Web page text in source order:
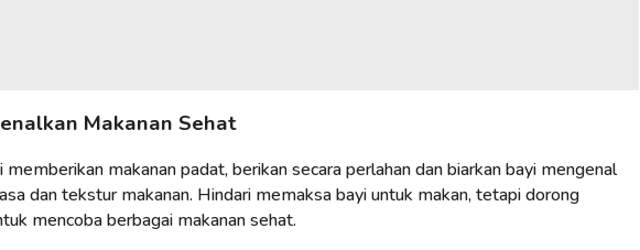
Makanan Sehat
memberikan makanan padat, berikan secara perlahan dan biarkan bayi mengenal
dan tekstur makanan. Hindari memaksa bayi untuk makan, tetapi dorong
mencoba berbagai makanan sehat.